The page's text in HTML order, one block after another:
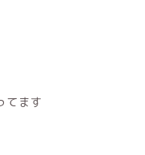
てます